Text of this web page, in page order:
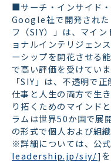
■サーチ・インサイド
Google社で開発された
フ（SIY）」は、マイ
ョナルインテリジェン
ーシップを開花させる
で高い評価を受けていま
「SIY」は、不透明で
仕事と人生の両方で生
り拓くためのマインド
ラムは世界50か国で展
の形式で個人および組
※詳細については、公
leadership.jp/siy/]を